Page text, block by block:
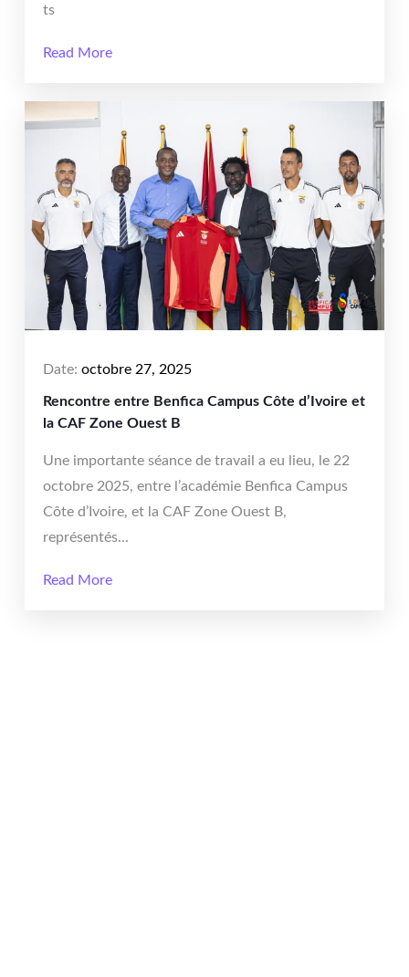
ts
Read More
Date: octobre 27, 2025
Rencontre entre Benfica Campus Côte d’Ivoire et
la CAF Zone Ouest B
Une importante séance de travail a eu lieu, le 22
octobre 2025, entre l’académie Benfica Campus
Côte d’Ivoire, et la CAF Zone Ouest B,
représentés...
Read More